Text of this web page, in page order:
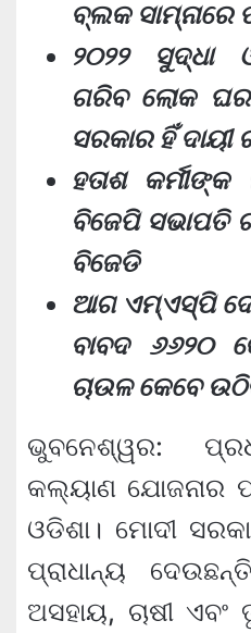
ବ୍ଲକ ସାମ୍ନାରେ
୨୦୨୨ ସୁଦ୍ଧା
ଗରିବ ଲୋକ
ସରକାର ହିଁ ଦାୟୀ
ହତାଶ କର୍ମୀଙ୍କ
ବିଜେପି ସଭାପତି
ବିଜେଡି
ଆଗ ଏମ୍‌ଏସ୍‌ପି
ବାବଦ ୬୬୨୦
ଚାଉଳ କେବେ
ଭୁବନେଶ୍ୱର:
କଲ୍ୟାଣ ଯୋଜନାର
ଓଡିଶା। ମୋଦୀ
ପ୍ରାଧାନ୍ୟ
ଅସହାୟ, ଚାଷୀ